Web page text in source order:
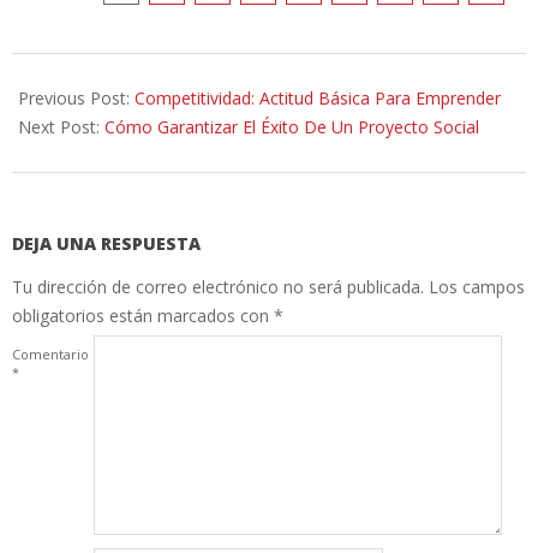
03-
26
Previous Post: Competitividad: Actitud Básica Para Emprender
Next Post: Cómo Garantizar El Éxito De Un Proyecto Social
DEJA UNA RESPUESTA
Tu dirección de correo electrónico no será publicada. Los campos
obligatorios están marcados con *
Comentario
*